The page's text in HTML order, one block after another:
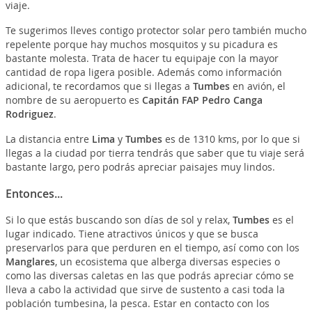
viaje.
Te sugerimos lleves contigo protector solar pero también mucho
repelente porque hay muchos mosquitos y su picadura es
bastante molesta. Trata de hacer tu equipaje con la mayor
cantidad de ropa ligera posible. Además como información
adicional, te recordamos que si llegas a Tumbesen avión, el
nombre de su aeropuerto es Capitán FAP Pedro Canga
Rodriguez.
La distancia entre Lima y Tumbeses de 1310 kms, por lo que si
llegas a la ciudad por tierra tendrás que saber que tu viaje será
bastante largo, pero podrás apreciar paisajes muy lindos.
Entonces...
Si lo que estás buscando son días de sol y relax, Tumbeses el
lugar indicado. Tiene atractivos únicos y que se busca
preservarlos para que perduren en el tiempo, así como con los
Manglares, un ecosistema que alberga diversas especies o
como las diversas caletas en las que podrás apreciar cómo se
lleva a cabo la actividad que sirve de sustento a casi toda la
población tumbesina, la pesca. Estar en contacto con los